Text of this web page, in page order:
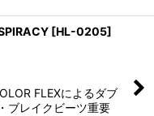
[HL-0205]
FLEXによるダブ
ブレイクビーツ重要